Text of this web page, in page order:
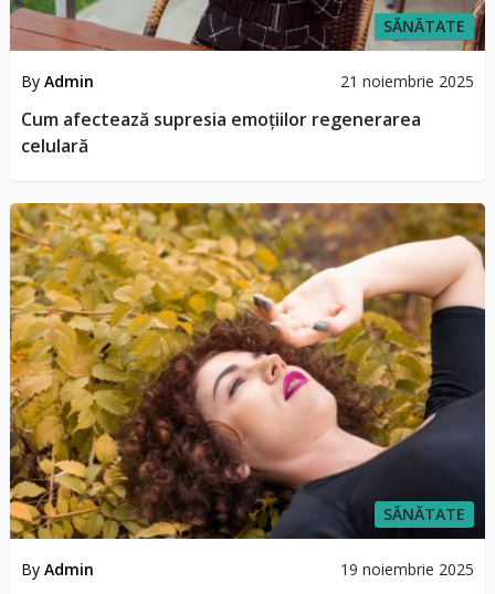
SĂNĂTATE
By Admin 21 noiembrie 2025
Cum afectează supresia emoțiilor regenerarea
celulară
SĂNĂTATE
By Admin 19 noiembrie 2025